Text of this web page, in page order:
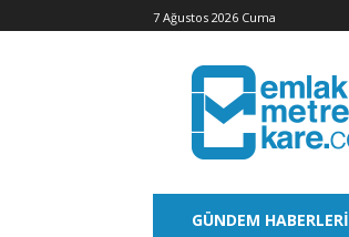
7 Ağustos 2026 Cuma
GÜNDEM HABERLERI